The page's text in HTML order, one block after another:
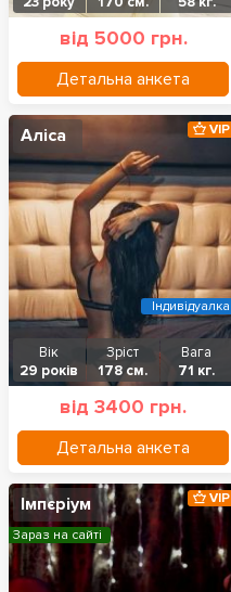
від 5000 грн.
Детальна анкета
Аліса
Вік
29 років
Зріст
178 см.
Вага
71 кг.
від 3400 грн.
Детальна анкета
VIP
Індивідуалка
Імпєріум VIP
Зараз на сайті